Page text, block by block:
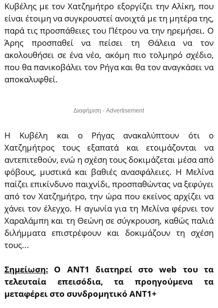
Κυβέλης με τον Χατζημήτρο εξοργίζει την Αλίκη, που
είναι έτοιμη να συγκρουστεί ανοιχτά με τη μητέρα της,
παρά τις προσπάθειες του Πέτρου να την ηρεμήσει. Ο
Άρης προσπαθεί να πείσει τη Θάλεια να τον
ακολουθήσει σε ένα νέο, ακόμη πιο τολμηρό σχέδιο,
που θα πανικοβάλει τον Ρήγα και θα τον αναγκάσει να
αποκαλυφθεί.
Διαφήμιση - Advertisement
Η Κυβέλη και ο Ρήγας ανακαλύπτουν ότι ο
Χατζημήτρος τους εξαπατά και ετοιμάζονται να
αντεπιτεθούν, ενώ η σχέση τους δοκιμάζεται μέσα από
φόβους, μυστικά και βαθιές ανασφάλειες. Η Μελίνα
παίζει επικίνδυνο παιχνίδι, προσπαθώντας να ξεφύγει
από τον Χατζημήτρο, την ώρα που εκείνος αρχίζει να
χάνει τον έλεγχο. Η αγωνία για τη Μελίνα φέρνει τον
Χαραλάμπη και τη Θεώνη σε σύγκρουση, καθώς παλιά
διλήμματα επιστρέφουν και δοκιμάζουν τη σχέση
τους...
Σημείωση: Ο ΑΝΤ1 διατηρεί στο web του τα
τελευταία επεισόδια, τα προηγούμενα τα
μεταφέρει στο συνδρομητικό ΑΝΤ1+